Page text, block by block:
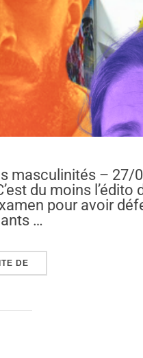
masculinités –
du moins
pour avoir
…
DE